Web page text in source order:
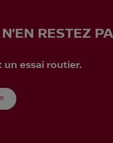
RESTEZ
essai routier.